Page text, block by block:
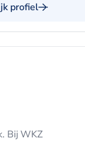
profiel
Bij WKZ